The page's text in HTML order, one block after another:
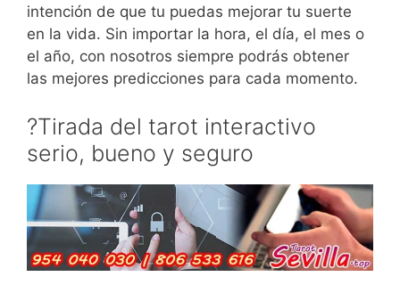
intención de que tu puedas mejorar tu suerte
en la vida. Sin importar la hora, el día, el mes o
el año, con nosotros siempre podrás obtener
las mejores predicciones para cada momento.
?Tirada del tarot interactivo
serio, bueno y seguro